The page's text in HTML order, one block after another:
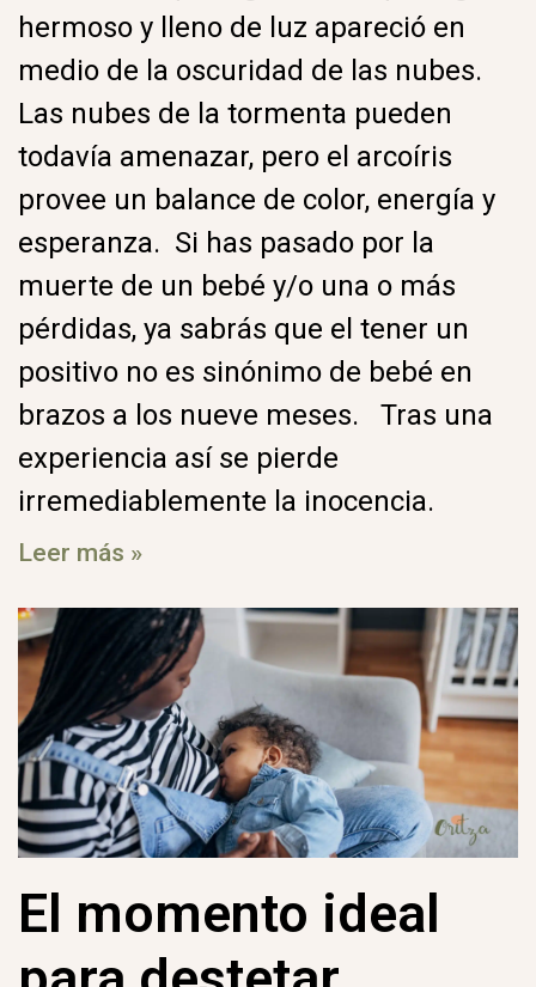
hermoso y lleno de luz apareció en
medio de la oscuridad de las nubes.
Las nubes de la tormenta pueden
todavía amenazar, pero el arcoíris
provee un balance de color, energía y
esperanza. Si has pasado por la
muerte de un bebé y/o una o más
pérdidas, ya sabrás que el tener un
positivo no es sinónimo de bebé en
brazos a los nueve meses. Tras una
experiencia así se pierde
irremediablemente la inocencia.
Leer más »
El momento ideal